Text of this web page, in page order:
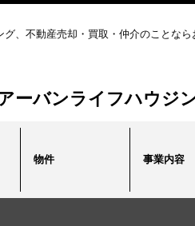
、不動産売却・買取・仲介のことなら
ーバンライフハウジ
物件 事業内容